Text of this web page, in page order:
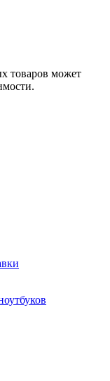
товаров может